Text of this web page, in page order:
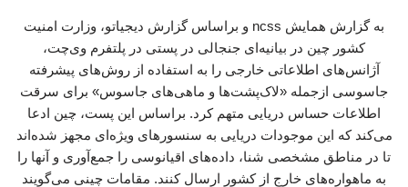
به گزارش همایش ncss و براساس گزارش دیجیاتو، وزارت امنیت
کشور چین در بیانیه‌ای جنجالی در پستی در پلتفرم وی‌چت،
آژانس‌های اطلاعاتی خارجی را به استفاده از روش‌های پیشرفته
جاسوسی ازجمله «لاک‌پشت‌ها و ماهی‌های جاسوس» برای سرقت
اطلاعات حساس دریایی متهم کرد. براساس این پست، چین ادعا
می‌کند که این موجودات دریایی به سنسورهای ویژه‌ای مجهز شده‌اند
تا در مناطق مشخصی شنا، داده‌های اقیانوسی را جمع‌آوری و آنها را
به ماهواره‌های خارج از کشور ارسال کنند. مقامات چینی می‌گویند